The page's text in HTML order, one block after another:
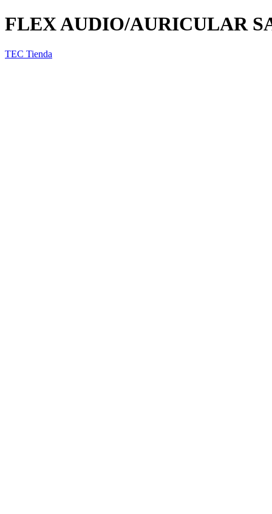
FLEX AUDIO/AURICULAR
TEC Tienda